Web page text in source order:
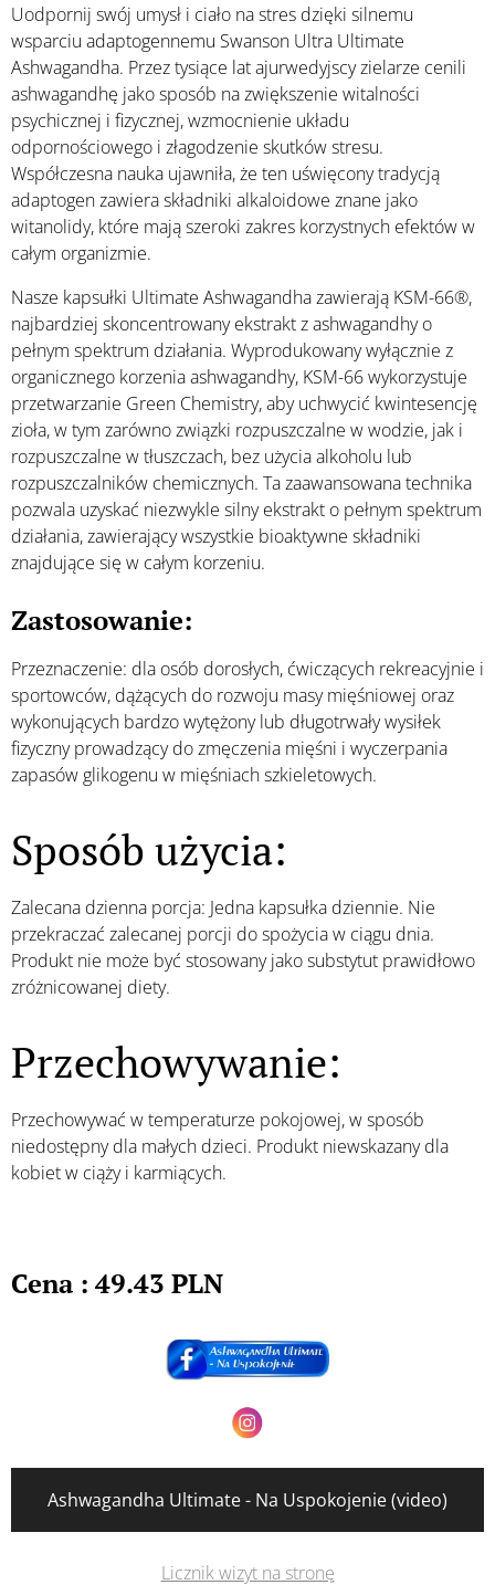
Uodpornij swój umysł i ciało na stres dzięki silnemu
wsparciu adaptogennemu Swanson Ultra Ultimate
Ashwagandha. Przez tysiące lat ajurwedyjscy zielarze cenili
ashwagandhę jako sposób na zwiększenie witalności
psychicznej i fizycznej, wzmocnienie układu
odpornościowego i złagodzenie skutków stresu.
Współczesna nauka ujawniła, że ten uświęcony tradycją
adaptogen zawiera składniki alkaloidowe znane jako
witanolidy, które mają szeroki zakres korzystnych efektów w
całym organizmie.
Nasze kapsułki Ultimate Ashwagandha zawierają KSM-66®,
najbardziej skoncentrowany ekstrakt z ashwagandhy o
pełnym spektrum działania. Wyprodukowany wyłącznie z
organicznego korzenia ashwagandhy, KSM-66 wykorzystuje
przetwarzanie Green Chemistry, aby uchwycić kwintesencję
zioła, w tym zarówno związki rozpuszczalne w wodzie, jak i
rozpuszczalne w tłuszczach, bez użycia alkoholu lub
rozpuszczalników chemicznych. Ta zaawansowana technika
pozwala uzyskać niezwykle silny ekstrakt o pełnym spektrum
działania, zawierający wszystkie bioaktywne składniki
znajdujące się w całym korzeniu.
Zastosowanie:
Przeznaczenie: dla osób dorosłych, ćwiczących rekreacyjnie i
sportowców, dążących do rozwoju masy mięśniowej oraz
wykonujących bardzo wytężony lub długotrwały wysiłek
fizyczny prowadzący do zmęczenia mięśni i wyczerpania
zapasów glikogenu w mięśniach szkieletowych.
Sposób użycia:
Zalecana dzienna porcja: Jedna kapsułka dziennie. Nie
przekraczać zalecanej porcji do spożycia w ciągu dnia.
Produkt nie może być stosowany jako substytut prawidłowo
zróżnicowanej diety.
Przechowywanie:
Przechowywać w temperaturze pokojowej, w sposób
niedostępny dla małych dzieci. Produkt niewskazany dla
kobiet w ciąży i karmiących.
Cena : 49.43 PLN
Ashwagandha Ultimate - Na Uspokojenie (video)
Licznik wizyt na stronę